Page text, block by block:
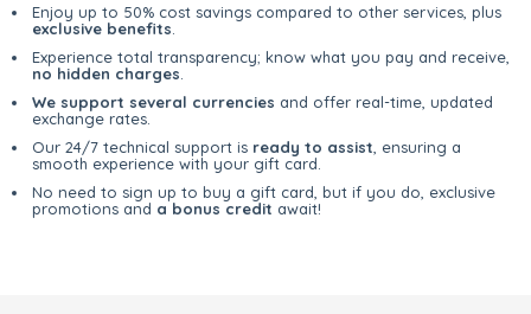
Enjoy up to 50% cost savings compared to other services, plus
exclusive benefits
Experience total transparency; know what you pay and receive,
no hidden charges
We support several currencies and offer real-time, updated
exchange rates.
Our 24/7 technical support is ready to assist , ensuring a
smooth experience with your gift card.
No need to sign up to buy a gift card, but if you do, exclusive
promotions and a bonus credit await!